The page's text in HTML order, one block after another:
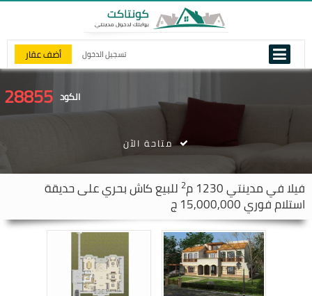
تسجيل الدخول أضف عقار
الكود 28855
فيلا فيمدينتي 2 للبيع كاش بحري على حديقة
استلام فوري 15,000,000 ج
متاحة الآن